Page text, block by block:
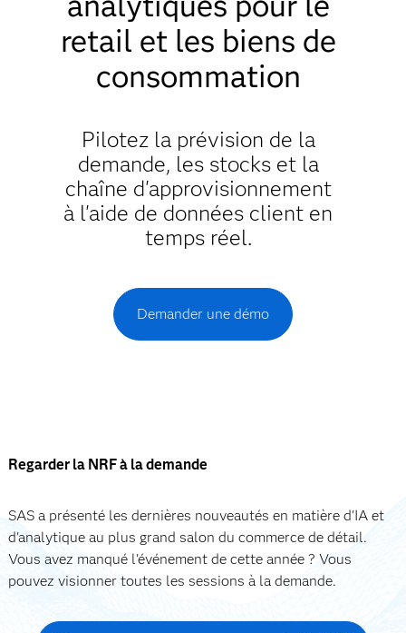
retail et les biens de
consommation
Pilotez la prévision de la
demande, les stocks et la
chaîne d'approvisionnement
à l'aide de données client en
temps réel.
Demander une démo
Regarder la NRF à la demande
SAS a présenté les dernières nouveautés en matière d'IA et
d'analytique au plus grand salon du commerce de détail.
Vous avez manqué l'événement de cette année ? Vous
pouvez visionner toutes les sessions à la demande.